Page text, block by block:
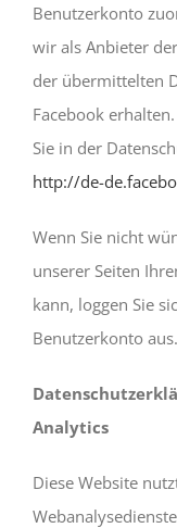
Benutzerkonto
wir als Anbieter
der übermittelten
Facebook
Sie in der
http://de-
Wenn Sie nicht
unserer Seiten
kann, loggen Sie
Benutzerkonto aus.
Analytics
Diese Website